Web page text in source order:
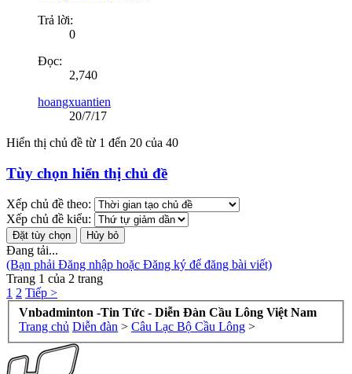
Trả lời:
0
Đọc:
2,740
hoangxuantien
20/7/17
Hiển thị chủ đề từ 1 đến 20 của 40
Tùy chọn hiển thị chủ đề
Xếp chủ đề theo:
Xếp chủ đề kiểu:
Đang tải...
(Bạn phải Đăng nhập hoặc Đăng ký để đăng bài viết)
Trang 1 của 2 trang
1 2 Tiếp >
Vnbadminton -Tin Tức - Diễn Đàn Cầu Lông Việt Nam
Trang chủ Diễn đàn > Câu Lạc Bộ Cầu Lông >